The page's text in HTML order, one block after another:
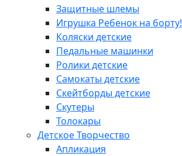
Защитные шлемы
Игрушка Ребенок на борту!
Коляски детские
Педальные машинки
Ролики детские
Самокаты детские
Скейтборды детские
Скутеры
Толокары
Детское Творчество
Апликация